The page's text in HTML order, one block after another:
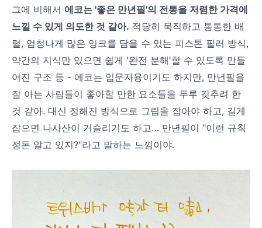
그에 비해서 에코는 '좋은 만년필'의 전통을 저렴한 가격에
느낄 수 있게 의도한 것 같아. 적당히 묵직하고 통통한 배
럴, 엄청나게 많은 잉크를 담을 수 있는 피스톤 필러 방식,
약간의 지식만 있으면 쉽게 '완전 분해'할 수 있도록 만들
어진 구조 등 - 에코는 입문자용이기도 하지만, 만년필을
잘 아는 사람들이 좋아할 만한 요소들을 두루 갖추려 한
것 같아. 대신 정해진 방식으로 그립을 잡아야 하고, 길게
잡으면 나사산이 거슬리기도 하고… 만년필이 "이런 규칙
정돈 알고 있지?"라고 말하는 느낌이야.